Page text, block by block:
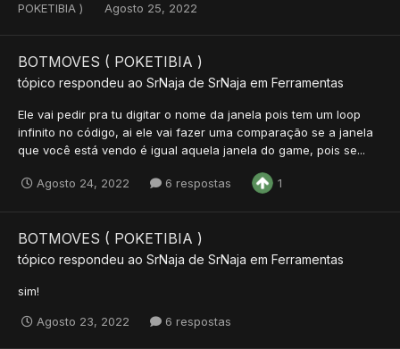
POKETIBIA )
Agosto 25, 2022
BOTMOVES ( POKETIBIA )
tópico respondeu ao SrNaja de SrNaja em Ferramentas
Ele vai pedir pra tu digitar o nome da janela pois tem um loop
infinito no código, ai ele vai fazer uma comparação se a janela
que você está vendo é igual aquela janela do game, pois se...
Agosto 24, 2022 6 respostas 1
BOTMOVES ( POKETIBIA )
tópico respondeu ao SrNaja de SrNaja em Ferramentas
sim!
Agosto 23, 2022 6 respostas